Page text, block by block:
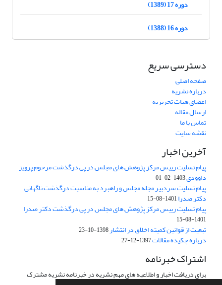
دوره 17 (1389)
دوره 16 (1388)
دسترسی سریع
صفحه اصلی
درباره نشریه
اعضای هیات تحریریه
ارسال مقاله
تماس با ما
نقشه سایت
آخرین اخبار
پیام تسلیت رییس مرکز پژوهش های مجلس در پی درگذشت مرحوم پرویز
داوودی1403-02-01
پیام تسلیت سردبیر مجله مجلس و راهبرد به مناسبت درگذشت ناگهانی
دکتر صدرا1401-08-15
پیام تسلیت رییس مرکز پژوهش های مجلس در پی درگذشت دکتر صدرا
1401-08-15
تبعیت از قوانین کمیته اخلاق در انتشار1398-10-23
درباره چکیده مقالات1397-12-27
اشتراک خبرنامه
برای دریافت اخبار و اطلاعیه های مهم نشریه در خبرنامه نشریه مشترک